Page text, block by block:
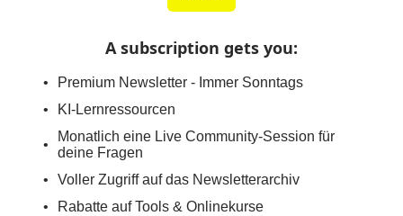
A subscription gets you:
Premium Newsletter - Immer Sonntags
KI-Lernressourcen
Monatlich eine Live Community-Session für
deine Fragen
Voller Zugriff auf das Newsletterarchiv
Rabatte auf Tools & Onlinekurse